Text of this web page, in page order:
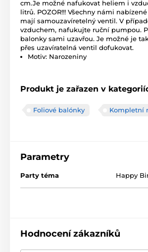
cm.Je možné nafukovat heliem i
litrů. POZOR!!! Všechny námi
mají samouzavíretelný ventil. V
vzduchem, nafukujte ruční pumpou.
balonky sami uzavřou. Je možné je
přes uzavíratelná ventil dofukovat.
Motiv: Narozeniny
Produkt je zařazen v
Foliové balónky Kompletní
Parametry
Party téma Happy
Hodnocení zákazníků